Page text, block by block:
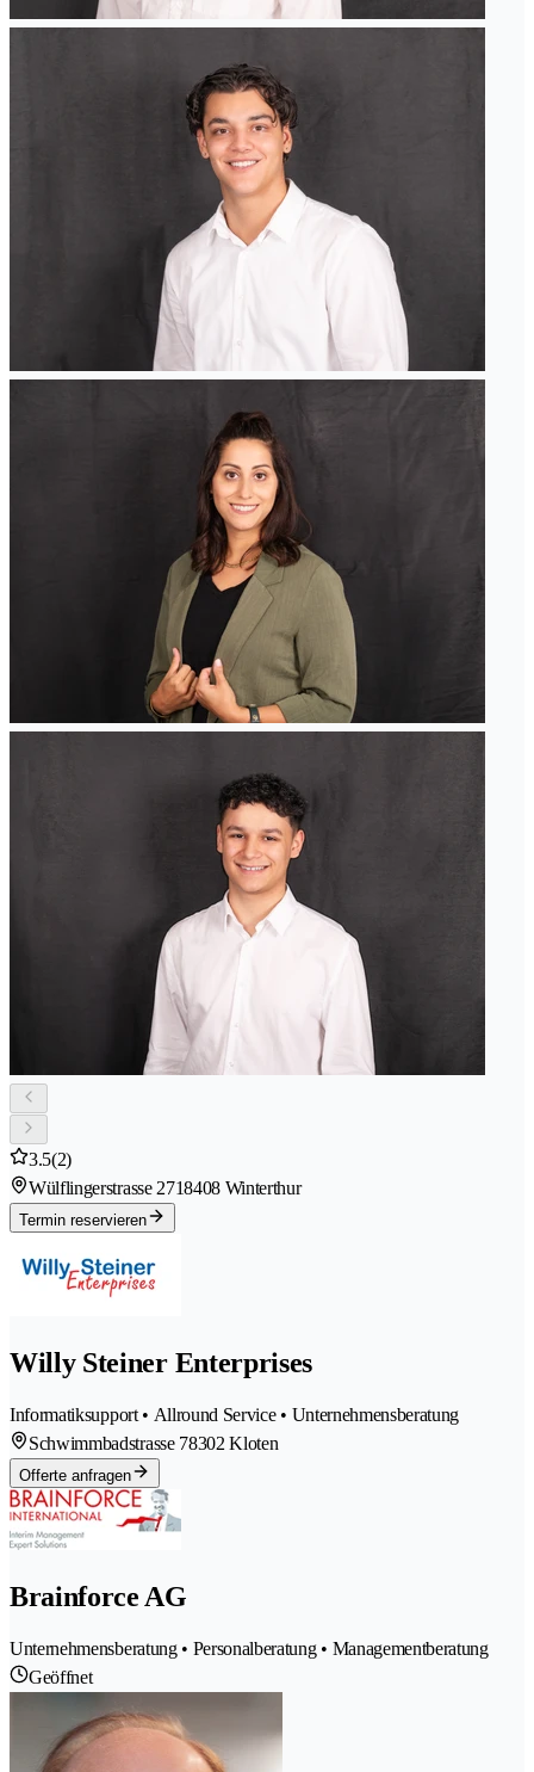
3.5(2)
Wülflingerstrasse 2718408 Winterthur
Termin reservieren
Willy Steiner Enterprises
Informatiksupport • Allround Service • Unternehmensberatung
Schwimmbadstrasse 78302 Kloten
Offerte anfragen
Brainforce AG
Unternehmensberatung • Personalberatung • Managementberatung
Geöffnet